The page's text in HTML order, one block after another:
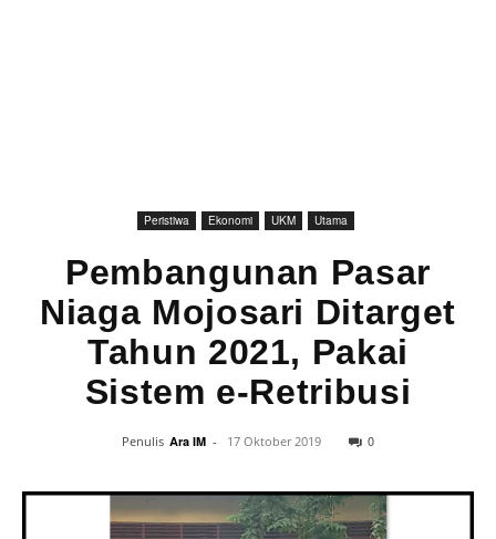
Peristiwa Ekonomi UKM Utama
Pembangunan Pasar
Niaga Mojosari Ditarget
Tahun 2021, Pakai
Sistem e-Retribusi
Penulis Ara IM - 17 Oktober 2019 0